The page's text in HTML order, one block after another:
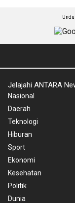
Jelajahi ANTARA
Nasional
Daerah
Teknologi
Hiburan
Sport
Ekonomi
Kesehatan
Politik
Dunia